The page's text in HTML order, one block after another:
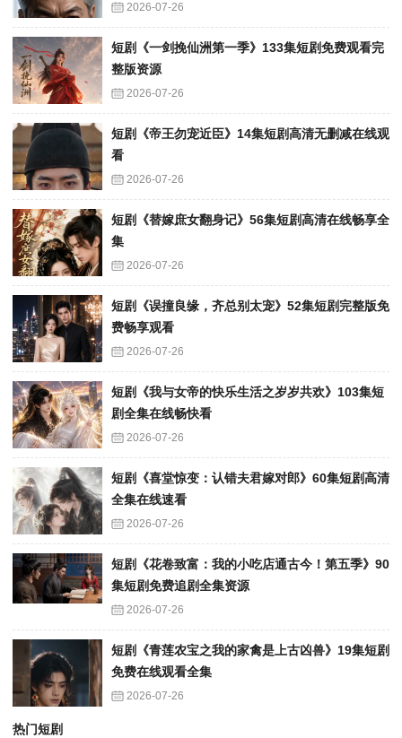
2026-07-26
短剧《一剑挽仙洲第一季》133集短剧免费观看完
整版资源
2026-07-26
短剧《帝王勿宠近臣》14集短剧高清无删减在线观
看
2026-07-26
短剧《替嫁庶女翻身记》56集短剧高清在线畅享全
集
2026-07-26
短剧《误撞良缘，齐总别太宠》52集短剧完整版免
费畅享观看
2026-07-26
短剧《我与女帝的快乐生活之岁岁共欢》103集短
剧全集在线畅快看
2026-07-26
短剧《喜堂惊变：认错夫君嫁对郎》60集短剧高清
全集在线速看
2026-07-26
短剧《花卷致富：我的小吃店通古今！第五季》90
集短剧免费追剧全集资源
2026-07-26
短剧《青莲农宝之我的家禽是上古凶兽》19集短剧
免费在线观看全集
2026-07-26
热门短剧